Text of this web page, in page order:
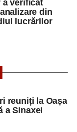
a locurilor de
la data de 4
NR.
0752826367
a verificat
din
lucrărilor
reuniți la Oașa
a Sinaxei